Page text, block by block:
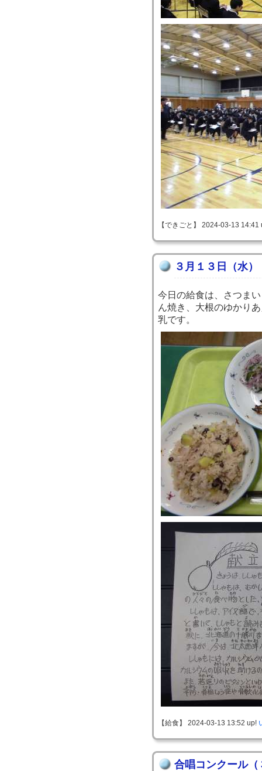
【できごと】 2024-03-13
３月１３日（水）
今日の給食は、さつま
ん焼き、大根のゆかり
乳です。
【給食】 2024-03-13 13:52 up!
合唱コンクール（